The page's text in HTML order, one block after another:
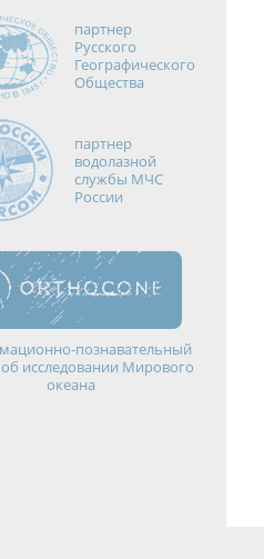
партнер
Русского
Географического
Общества
партнер
водолазной
службы МЧС
России
познавательный
исследовании Мирового
океана